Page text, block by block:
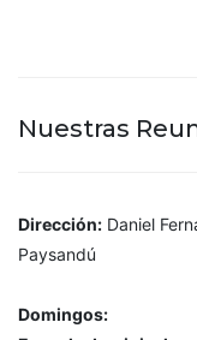
Nuestras
Dirección: Daniel
Paysandú
Domingos: